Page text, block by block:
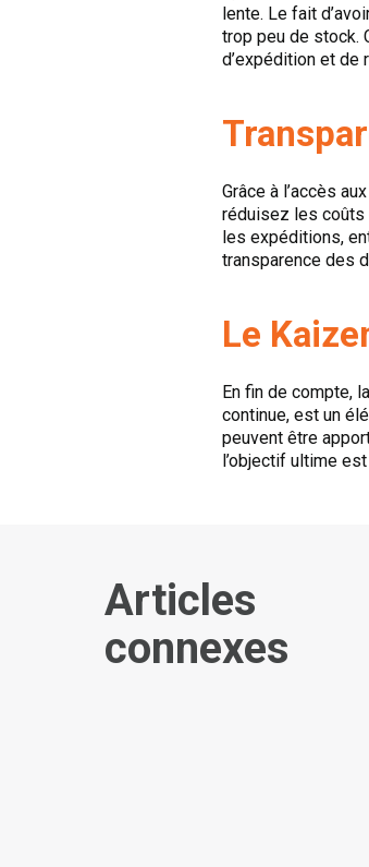
lente. Le fait
trop peu de stock.
d’expédition et de
Grâce à l’accès
réduisez les coûts
les expéditions,
transparence des
Le
En fin de compte,
continue, est un
peuvent être
l’objectif ultime
Articles
connexes